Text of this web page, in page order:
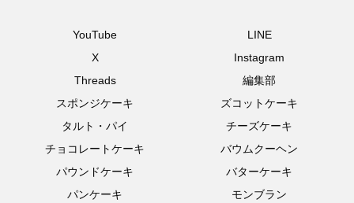
YouTube
LINE
X
Instagram
Threads
編集部
スポンジケーキ
ズコットケーキ
タルト・パイ
チーズケーキ
チョコレートケーキ
バウムクーヘン
パウンドケーキ
バターケーキ
パンケーキ
モンブラン